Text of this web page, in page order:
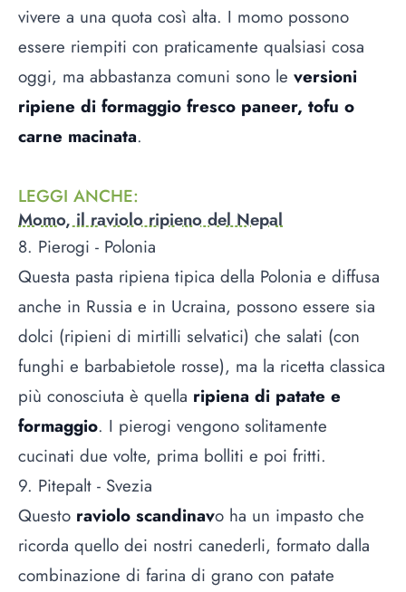
vivere a una quota così alta. I momo possono
essere riempiti con praticamente qualsiasi cosa
oggi, ma abbastanza comuni sono le versioni
ripiene di formaggio fresco paneer, tofu o
carne macinata.
LEGGI ANCHE:
Momo, il raviolo ripieno del Nepal
8. Pierogi - Polonia
Questa pasta ripiena tipica della Polonia e diffusa
anche in Russia e in Ucraina, possono essere sia
dolci (ripieni di mirtilli selvatici) che salati (con
funghi e barbabietole rosse), ma la ricetta classica
più conosciuta è quella ripiena di patate e
formaggio. I pierogi vengono solitamente
cucinati due volte, prima bolliti e poi fritti.
9. Pitepalt - Svezia
Questo raviolo scandinavo ha un impasto che
ricorda quello dei nostri canederli, formato dalla
combinazione di farina di grano con patate